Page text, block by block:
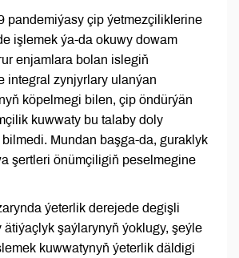
pandemiýasy çip ýetmezçiliklerine
işlemek ýa-da okuwy dowam
enjamlara bolan islegiň
integral zynjyrlary ulanýan
köpelmegi bilen, çip öndürýän
kuwwaty bu talaby doly
Mundan başga-da, guraklyk
şertleri önümçiligiň peselmegine
ýeterlik derejede degişli
ätiýaçlyk şaýlarynyň ýoklugy, şeýle
kuwwatynyň ýeterlik däldigi